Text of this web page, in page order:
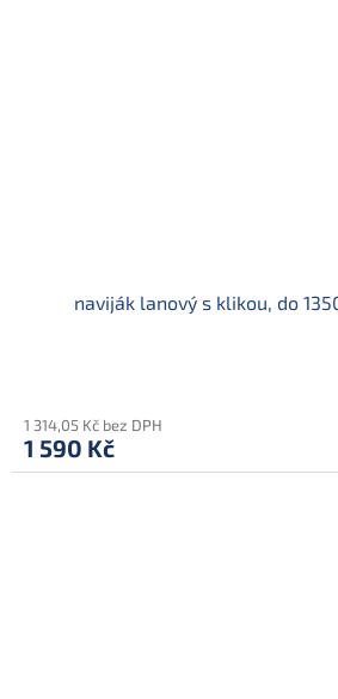
naviják lanový s klikou, do
1 314,05 Kč bez DPH
1 590 Kč